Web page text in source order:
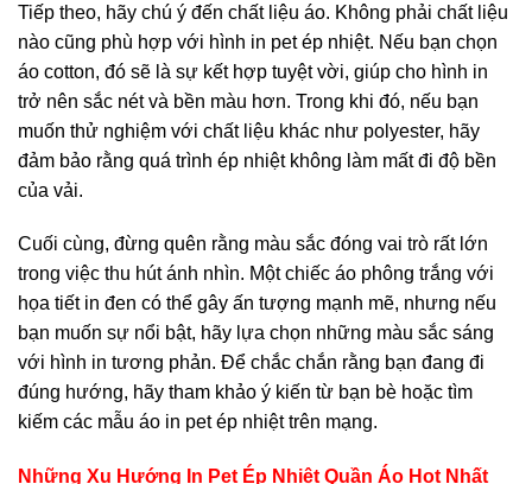
Tiếp theo, hãy chú ý đến chất liệu áo. Không phải chất liệu
nào cũng phù hợp với hình in pet ép nhiệt. Nếu bạn chọn
áo cotton, đó sẽ là sự kết hợp tuyệt vời, giúp cho hình in
trở nên sắc nét và bền màu hơn. Trong khi đó, nếu bạn
muốn thử nghiệm với chất liệu khác như polyester, hãy
đảm bảo rằng quá trình ép nhiệt không làm mất đi độ bền
của vải.
Cuối cùng, đừng quên rằng màu sắc đóng vai trò rất lớn
trong việc thu hút ánh nhìn. Một chiếc áo phông trắng với
họa tiết in đen có thể gây ấn tượng mạnh mẽ, nhưng nếu
bạn muốn sự nổi bật, hãy lựa chọn những màu sắc sáng
với hình in tương phản. Để chắc chắn rằng bạn đang đi
đúng hướng, hãy tham khảo ý kiến từ bạn bè hoặc tìm
kiếm các mẫu áo in pet ép nhiệt trên mạng.
Những Xu Hướng In Pet Ép Nhiệt Quần Áo Hot Nhất